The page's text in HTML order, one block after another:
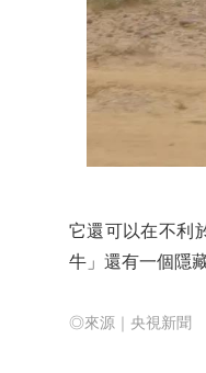
它還可以在不利
牛」還有一個隱
◎來源｜央視新聞